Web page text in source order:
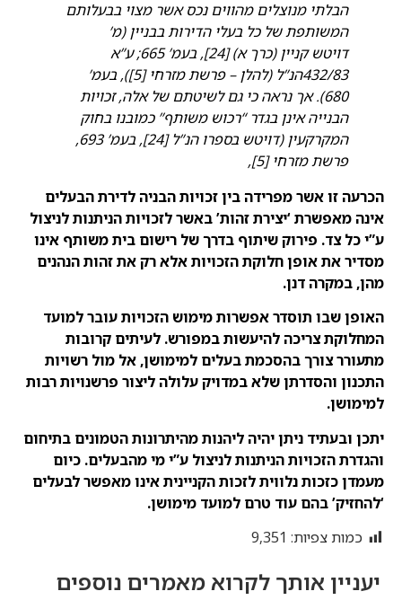
הבלתי מנוצלים מהווים נכס אשר מצוי בבעלותם
המשותפת של כל בעלי הדירות בבניין (מ’
דויטש קניין (כרך א) [24], בעמ’ 665; ע”א
432/83הנ”ל (להלן – פרשת מזרחי [5]), בעמ’
680). אך נראה כי גם לשיטתם של אלה, זכויות
הבנייה אינן בגדר “רכוש משותף” כמובנו בחוק
המקרקעין (דויטש בספרו הנ”ל [24], בעמ’ 693,
פרשת מזרחי [5],
הכרעה זו אשר מפרידה בין זכויות הבניה לדירת הבעלים
אינה מאפשרת ‘יצירת זהות’ באשר לזכויות הניתנות לניצול
ע”י כל צד. פירוק שיתוף בדרך של רישום בית משותף אינו
מסדיר את אופן חלוקת הזכויות אלא רק את זהות הנהנים
מהן, במקרה דנן.
האופן שבו תוסדר אפשרות מימוש הזכויות עובר למועד
המחלוקת צריכה להיעשות במפורש. לעיתים קרובות
מתעורר צורך בהסכמת בעלים למימושן, אל מול רשויות
התכנון והסדרתן שלא במדויק עלולה ליצור פרשנויות רבות
למימושן.
יתכן ובעתיד ניתן יהיה ליהנות מהיתרונות הטמונים בתיחום
והגדרת הזכויות הניתנות לניצול ע”י מי מהבעלים. כיום
מעמדן כזכות נלווית לזכות הקניינית אינו מאפשר לבעלים
‘להחזיק’ בהם עוד טרם למועד מימושן.
כמות צפיות: 9,351